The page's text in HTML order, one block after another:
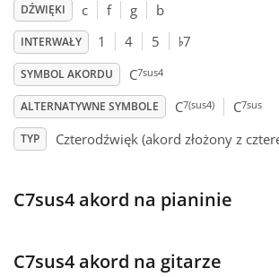
English
Español
DŹWIĘKI c f g b
INTERWAŁY 1 4 5 ♭7
SYMBOL AKORDU C7sus4
ALTERNATYWNE SYMBOLE C7(sus4) C7sus
TYP Czterodźwięk (akord złożony z
C7sus4 akord na pianinie
C7sus4 akord na gitarze